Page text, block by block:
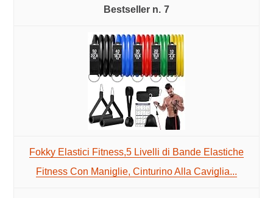
7
Fokky Elastici Fitness,5 Livelli di Bande Elastiche
Fitness Con Maniglie, Cinturino Alla Caviglia...